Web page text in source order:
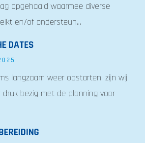
opgehaald waarmee diverse
en/of ondersteun...
DATES
langzaam weer opstarten, zijn wij
druk bezig met de planning voor